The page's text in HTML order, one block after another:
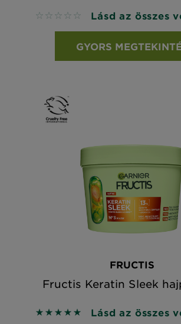
No reviews Lásd az összes
GYORS
FRUCTIS
Fructis Keratin Sleek
5 out of 5 stars based on
Lásd az összes